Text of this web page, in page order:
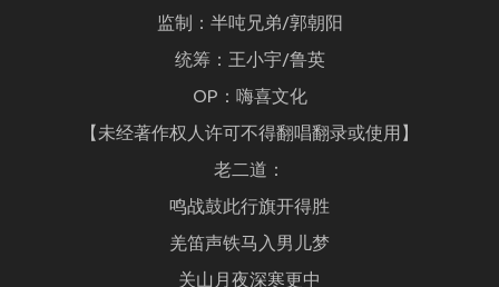
监制：半吨兄弟/郭朝阳
统筹：王小宇/鲁英
OP：嗨喜文化
【未经著作权人许可不得翻唱翻录或使用】
老二道：
鸣战鼓此行旗开得胜
羌笛声铁马入男儿梦
关山月夜深寒更中